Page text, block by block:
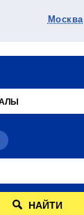
Москва
НАЙТИ